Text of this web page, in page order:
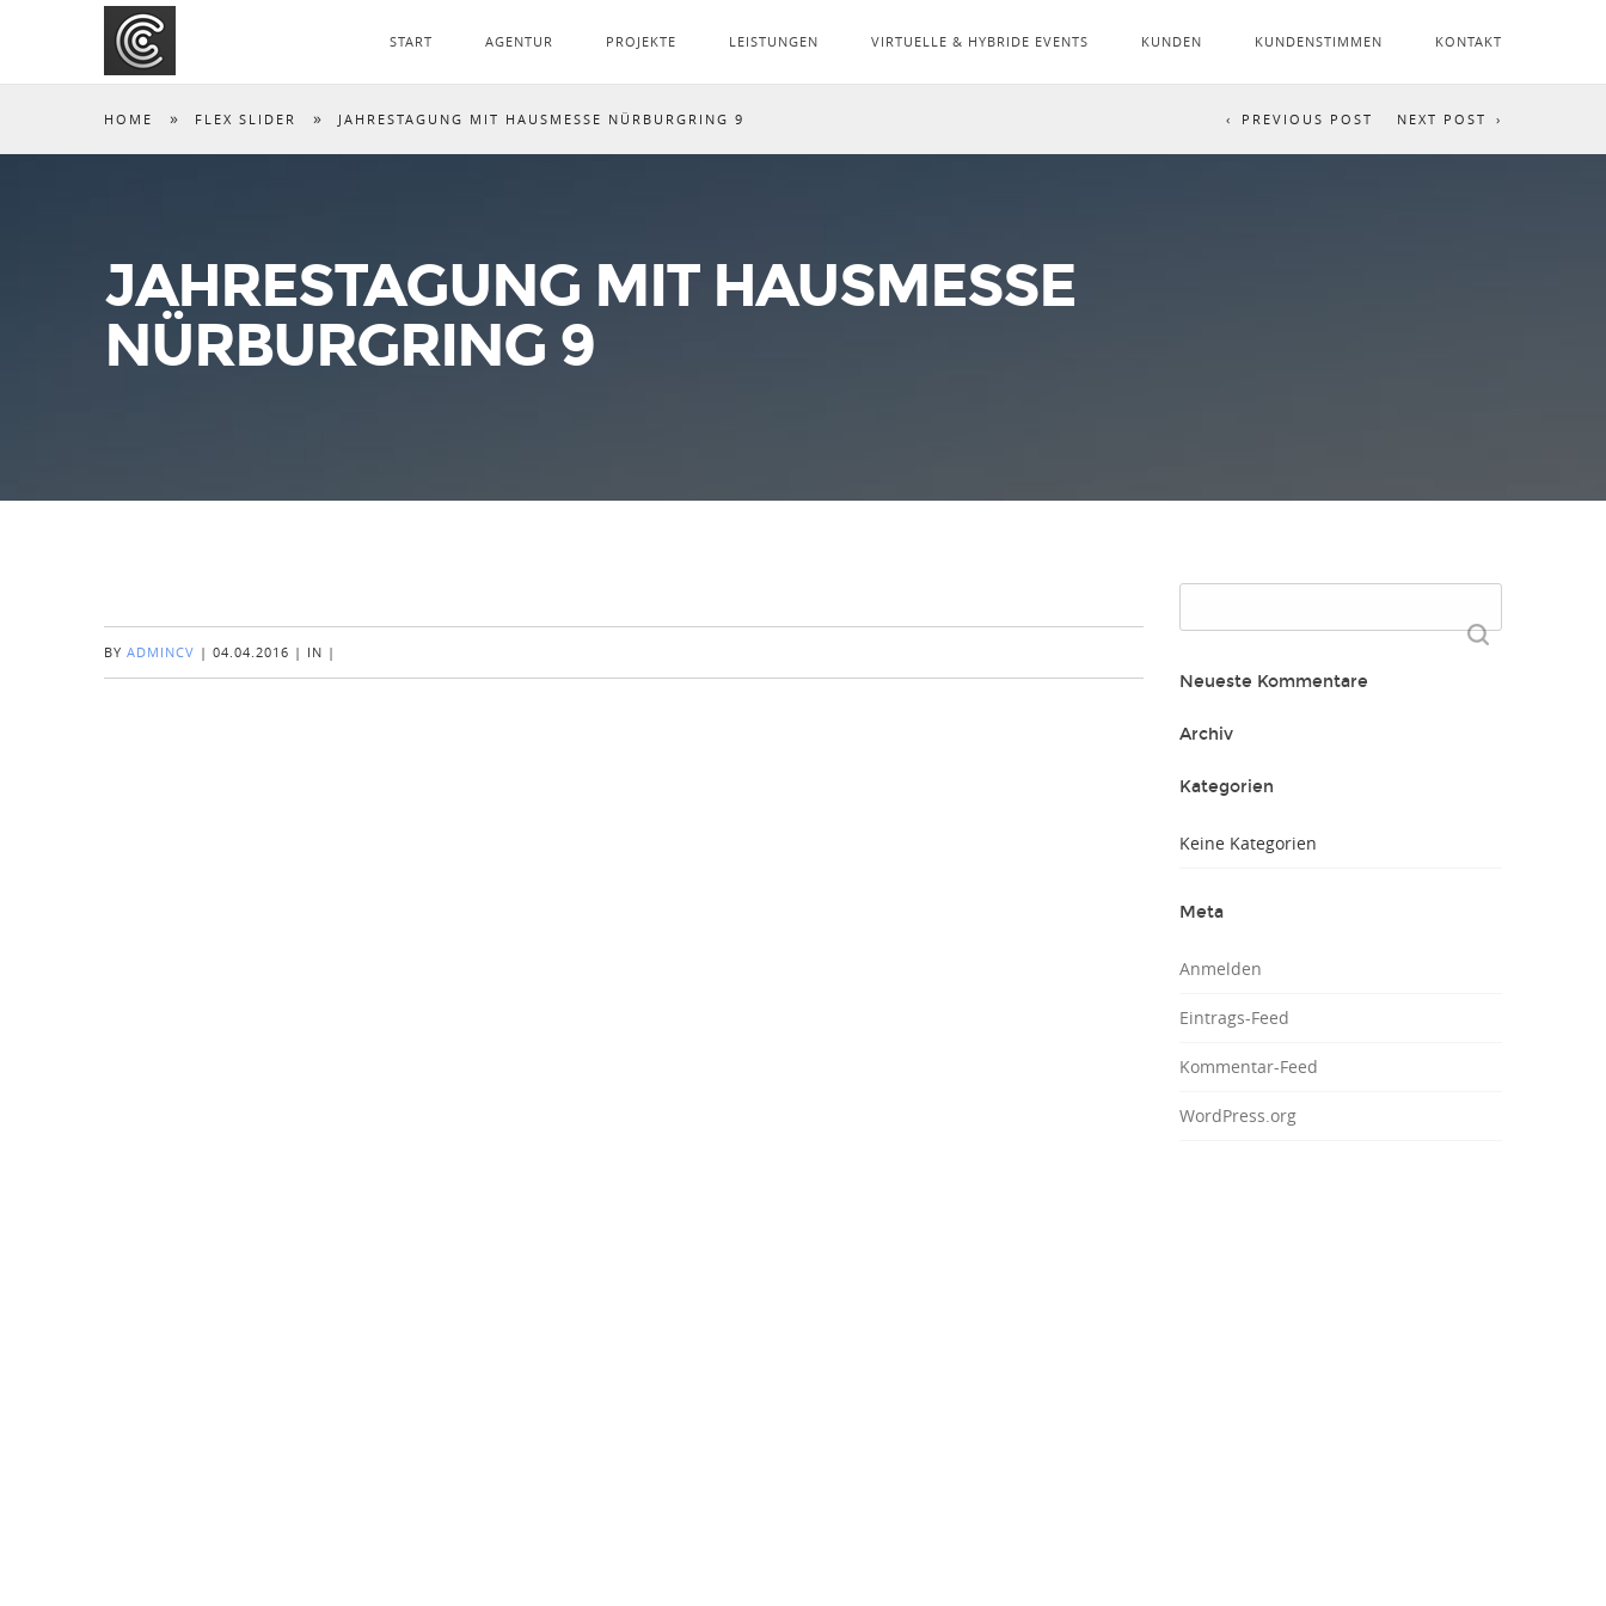
START AGENTUR PROJEKTE LEISTUNGEN VIRTUELLE & HYBRIDE EVENTS KUNDEN KUNDENSTIMMEN KONTAKT
HOME » FLEX SLIDER » JAHRESTAGUNG MIT HAUSMESSE NÜRBURGRING 9 NEXT POST
PREVIOUS POST
JAHRESTAGUNG MIT HAUSMESSE
NÜRBURGRING 9
BY ADMINCV | 04.04.2016 | IN |
nach:
Neueste Kommentare
Archiv
Kategorien
Keine Kategorien
Meta
Anmelden
Eintrags-Feed
Kommentar-Feed
WordPress.org